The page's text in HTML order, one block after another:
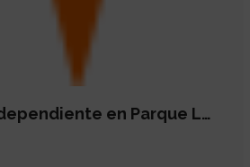
Casa independiente en Parque Lo Torrent (San Vicente del Raspeig)